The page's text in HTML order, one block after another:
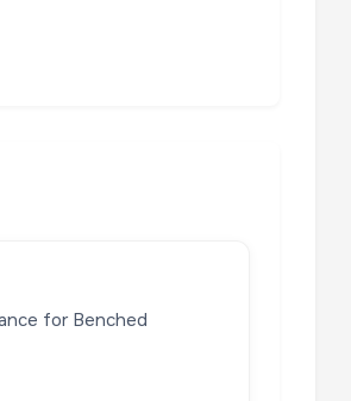
for Benched